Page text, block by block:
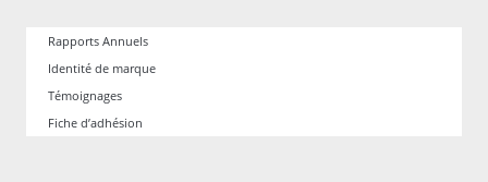
Rapports Annuels
Identité de marque
Témoignages
Fiche d’adhésion